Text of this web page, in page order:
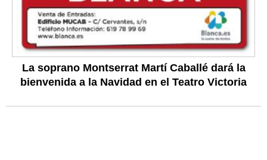
La soprano Montserrat Martí Caballé dará la
bienvenida a la Navidad en el Teatro Victoria